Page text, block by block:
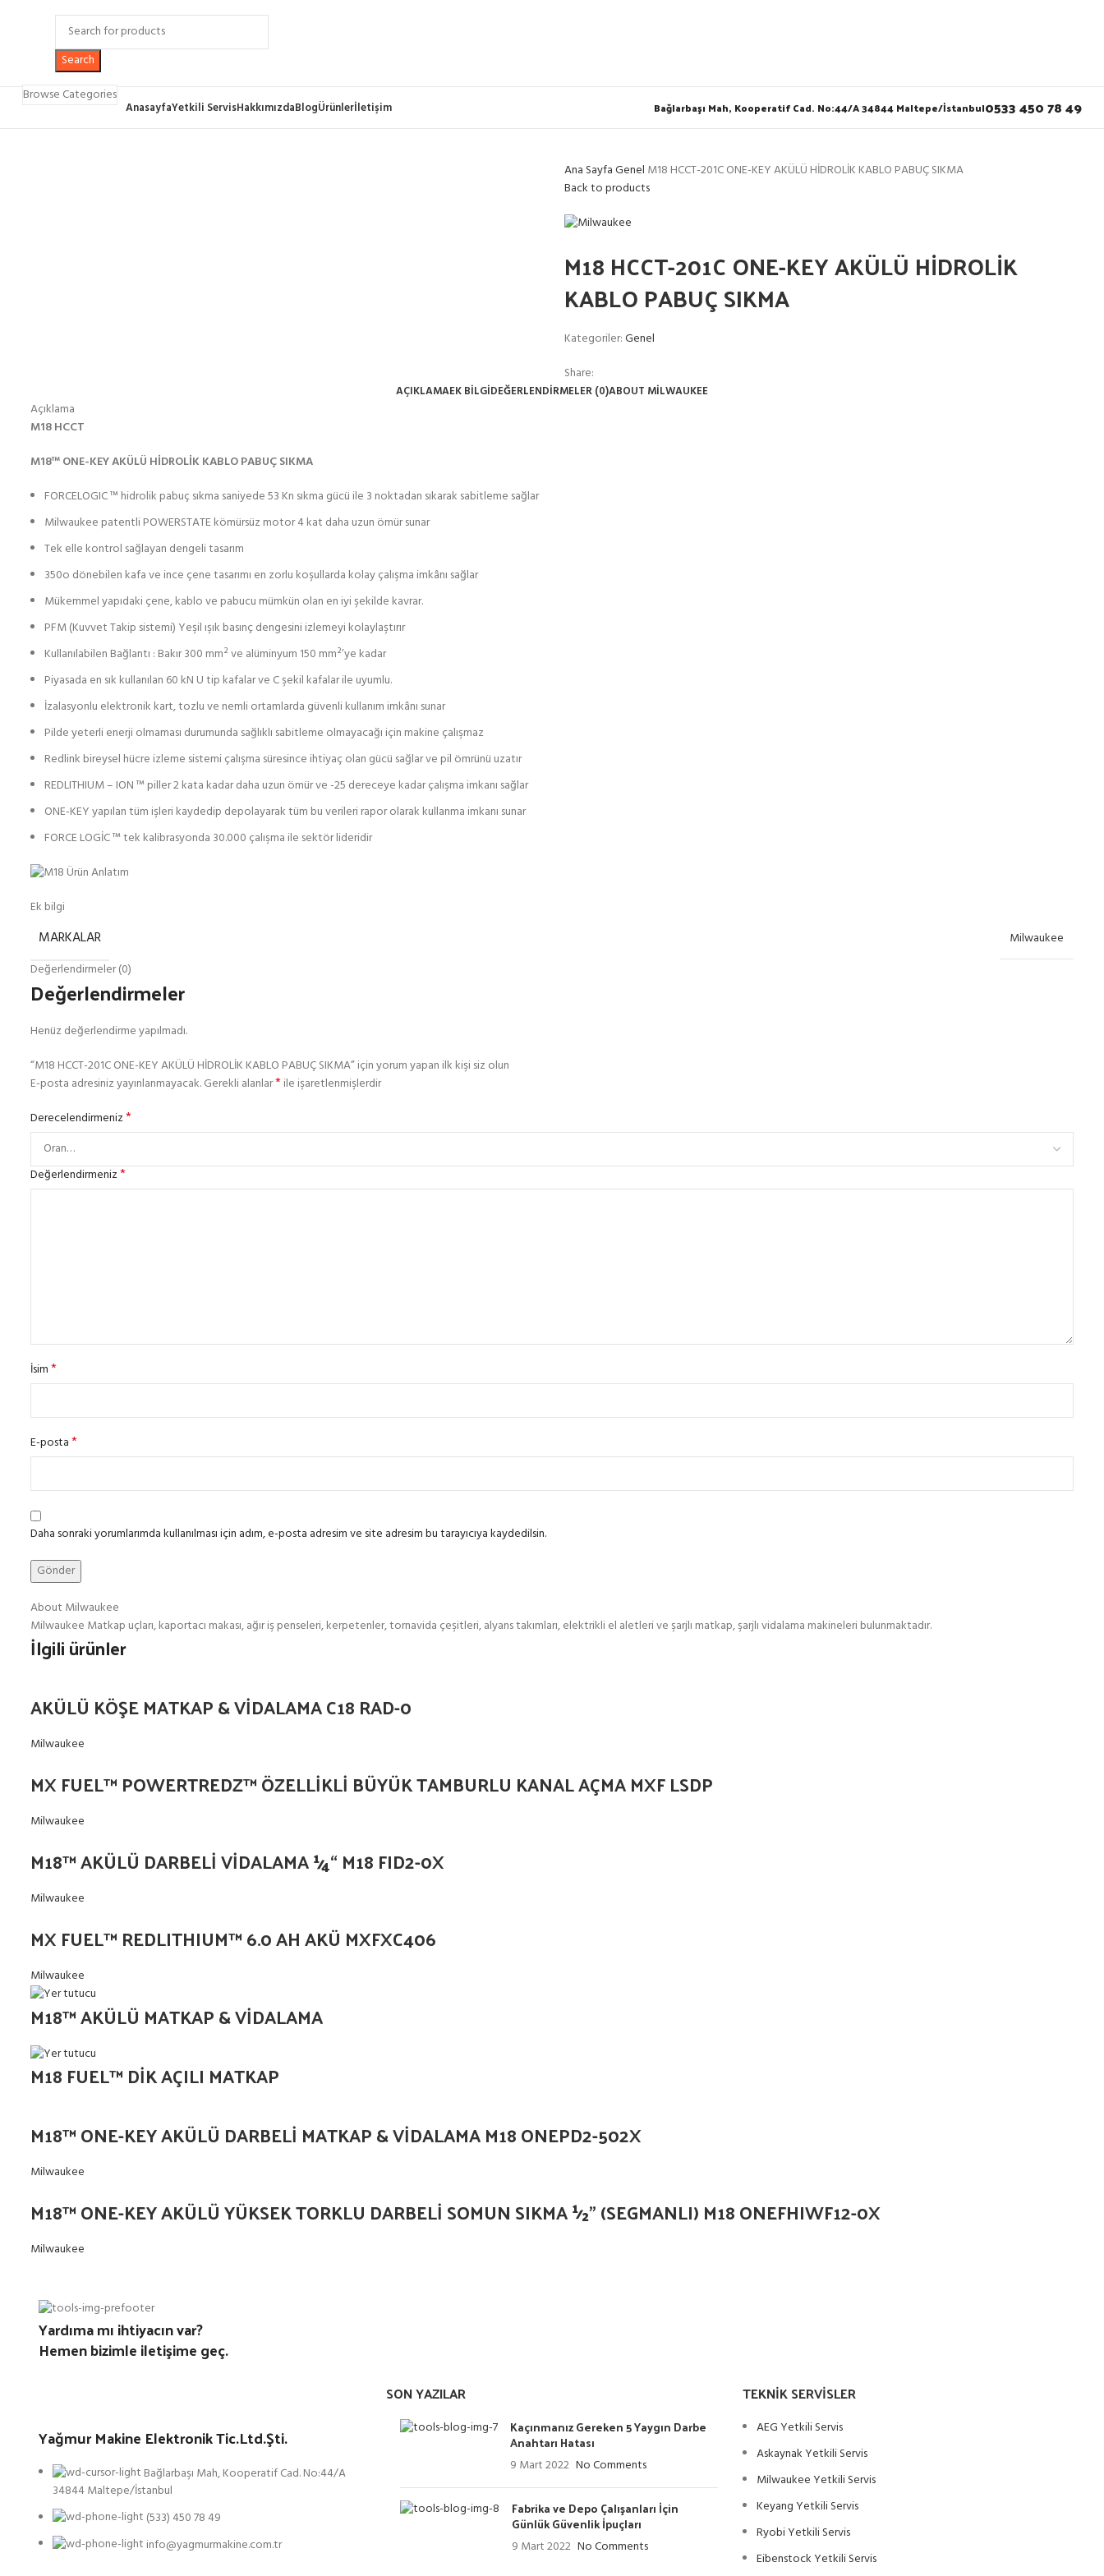
Search
Browse Categories
AnasayfaYetkili ServisHakkımızdaBlogÜrünlerİletişim Bağlarbaşı Mah, Kooperatif Cad. No:44/A 34844 Maltepe/İstanbul0533 450 78 49
Ana SayfaGenel M18 HCCT-201C ONE-KEY AKÜLÜ HİDROLİK KABLO PABUÇ SIKMA
Back to products
M18 HCCT-201C ONE-KEY AKÜLÜ HİDROLİK
KABLO PABUÇ SIKMA
Kategoriler:Genel
Share:
AÇIKLAMAEK BILGIDEĞERLENDIRMELER (0)ABOUT MILWAUKEE
Açıklama
M18 HCCT
M18™ ONE-KEY AKÜLÜ HİDROLİK KABLO PABUÇ SIKMA
FORCELOGIC ™ hidrolik pabuç sıkma saniyede 53 Kn sıkma gücü ile 3 noktadan sıkarak sabitleme sağlar
Milwaukee patentli POWERSTATE kömürsüz motor 4 kat daha uzun ömür sunar
Tek elle kontrol sağlayan dengeli tasarım
350o dönebilen kafa ve ince çene tasarımı en zorlu koşullarda kolay çalışma imkânı sağlar
Mükemmel yapıdaki çene, kablo ve pabucu mümkün olan en iyi şekilde kavrar.
PFM (Kuvvet Takip sistemi) Yeşil ışık basınç dengesini izlemeyi kolaylaştırır
Kullanılabilen Bağlantı : Bakır 300 mm² ve alüminyum 150 mm²’ye kadar
Piyasada en sık kullanılan 60 kN U tip kafalar ve C şekil kafalar ile uyumlu.
İzalasyonlu elektronik kart, tozlu ve nemli ortamlarda güvenli kullanım imkânı sunar
Pilde yeterli enerji olmaması durumunda sağlıklı sabitleme olmayacağı için makine çalışmaz
Redlink bireysel hücre izleme sistemi çalışma süresince ihtiyaç olan gücü sağlar ve pil ömrünü uzatır
REDLITHIUM – ION ™ piller 2 kata kadar daha uzun ömür ve -25 dereceye kadar çalışma imkanı sağlar
ONE-KEY yapılan tüm işleri kaydedip depolayarak tüm bu verileri rapor olarak kullanma imkanı sunar
FORCE LOGİC ™ tek kalibrasyonda 30.000 çalışma ile sektör lideridir
Ek bilgi
MARKALAR
Milwaukee
Değerlendirmeler (0)
Değerlendirmeler
Henüz değerlendirme yapılmadı.
“M18 HCCT-201C ONE-KEY AKÜLÜ HİDROLİK KABLO PABUÇ SIKMA” için yorum yapan ilk kişi siz olun
E-posta adresiniz yayınlanmayacak.Gerekli alanlar*ile işaretlenmişlerdir
Derecelendirmeniz*
Değerlendirmeniz*
İsim*
E-posta*
Daha sonraki yorumlarımda kullanılması için adım, e-posta adresim ve site adresim bu tarayıcıya kaydedilsin.
About Milwaukee
Milwaukee Matkap uçları, kaportacı makası, ağır iş penseleri, kerpetenler, tornavida çeşitleri, alyans takımları, elektrikli el aletleri ve şarjlı matkap, şarjlı vidalama makineleri bulunmaktadır.
İlgili ürünler
AKÜLÜ KÖŞE MATKAP & VİDALAMA C18 RAD-0
Milwaukee
MX FUEL™ POWERTREDZ™ ÖZELLİKLİ BÜYÜK TAMBURLU KANAL AÇMA MXF LSDP
Milwaukee
M18™ AKÜLÜ DARBELİ VİDALAMA 1⁄4“ M18 FID2-0X
Milwaukee
MX FUEL™ REDLITHIUM™ 6.0 AH AKÜ MXFXC406
Milwaukee
M18™ AKÜLÜ MATKAP & VİDALAMA
M18 FUEL™ DİK AÇILI MATKAP
M18™ ONE-KEY AKÜLÜ DARBELİ MATKAP & VİDALAMA M18 ONEPD2-502X
Milwaukee
M18™ ONE-KEY AKÜLÜ YÜKSEK TORKLU DARBELİ SOMUN SIKMA ½” (SEGMANLI) M18 ONEFHIWF12-0X
Milwaukee
Yardıma mı ihtiyacın var?
Hemen bizimle iletişime geç.
Yağmur Makine Elektronik Tic.Ltd.Şti.
Bağlarbaşı Mah, Kooperatif Cad. No:44/A
34844 Maltepe/İstanbul
(533) 450 78 49
info@yagmurmakine.com.tr
SON YAZILAR
Kaçınmanız Gereken 5 Yaygın Darbe
Anahtarı Hatası
9 Mart 2022 No Comments
Fabrika ve Depo Çalışanları İçin
Günlük Güvenlik İpuçları
9 Mart 2022 No Comments
TEKNIK SERVISLER
AEG Yetkili Servis
Askaynak Yetkili Servis
Milwaukee Yetkili Servis
Keyang Yetkili Servis
Ryobi Yetkili Servis
Eibenstock Yetkili Servis